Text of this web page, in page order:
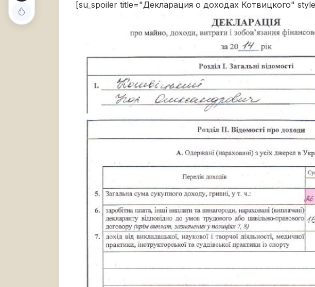
[su_spoiler title="Декларация о доходах Котвицкого"